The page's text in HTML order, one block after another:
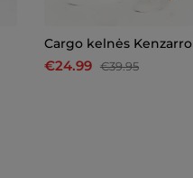
Cargo kelnės Kenzarro
€24.99 €39.95